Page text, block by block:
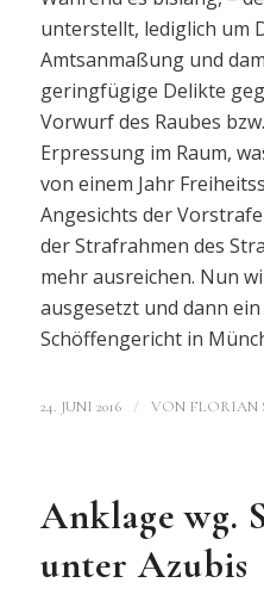
unterstellt, lediglich um
Amtsanmaßung und
geringfügige Delikte
Vorwurf des Raubes
Erpressung im Raum,
von einem Jahr
Angesichts der
der Strafrahmen des
mehr ausreichen. Nun
ausgesetzt und dann
Schöffengericht in
24. JUNI 2016 / VON FLORIAN
Anklage wg.
unter Azubis